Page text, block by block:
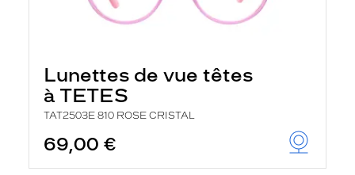
Lunettes de vue têtes
à TETES
TAT2503E 810 ROSE CRISTAL
69,00 €